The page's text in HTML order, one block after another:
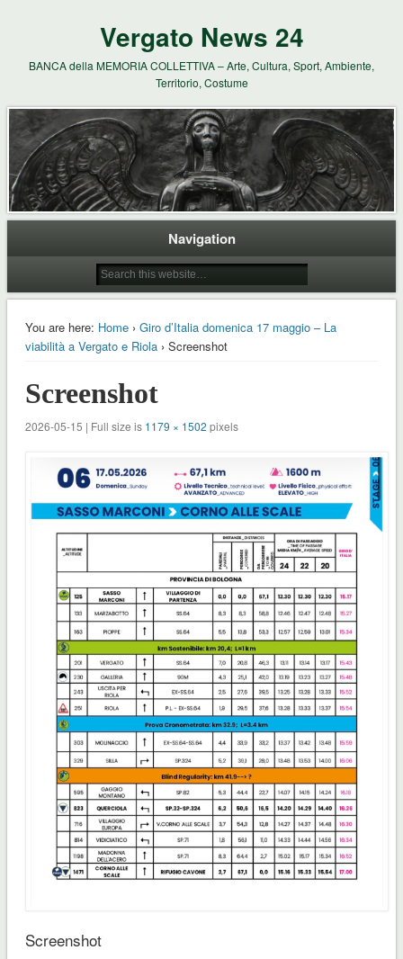
Vergato News 24
BANCA della MEMORIA COLLETTIVA – Arte, Cultura, Sport, Ambiente,
Territorio, Costume
Navigation
You are here: Home› Giro d’Italia domenica 17 maggio – La
viabilità a Vergato e Riola› Screenshot
Screenshot
2026-05-15 | Full size is 1179 × 1502 pixels
Screenshot